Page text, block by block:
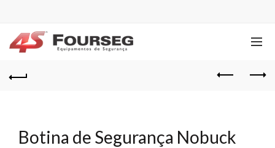
Botina de Segurança Nobuck